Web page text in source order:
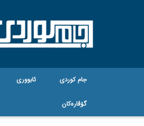
جام کوردی ئابووری
گۆڤاره‌کان